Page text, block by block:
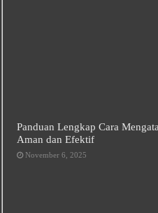
Panduan Lengkap Cara
Aman dan Efektif
November 6, 2025